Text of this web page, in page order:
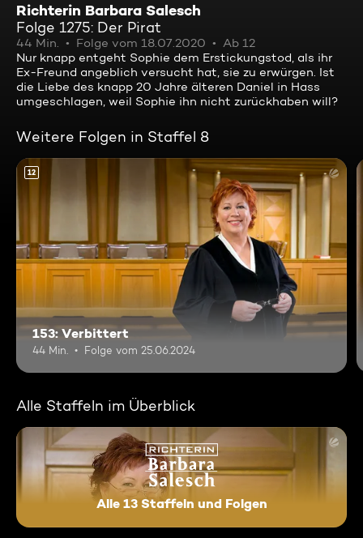
Richterin Barbara Salesch
Folge 1275: Der Pirat
44 Min. Folge vom 18.07.2020
Ab 12
Nur knapp entgeht Sophie dem Erstickungstod, als ihr
Ex-Freund angeblich versucht hat, sie zu erwürgen. Ist
die Liebe des knapp 20 Jahre älteren Daniel in Hass
umgeschlagen, weil Sophie ihn nicht zurückhaben will?
Weitere Folgen in Staffel 8
12
153: Verbittert
44 Min. Folge vom 25.06.2024
Alle Staffeln im Überblick
Alle 13 Staffeln und Folgen